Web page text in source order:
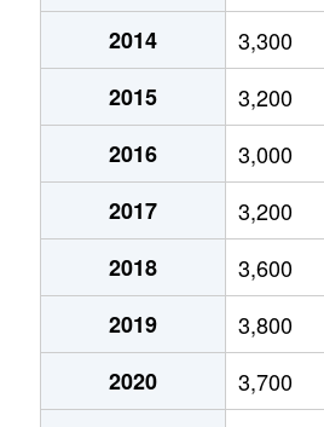
小林浅間
1,000万円
小林大門下
600万円
小林大門下
1,200万円
2,400万円
3,300万円
3,600万円
4,900万円
2014
3,300
2015
3,200
2016
3,000
2017
3,200
2018
3,600
2019
3,800
2020
3,700